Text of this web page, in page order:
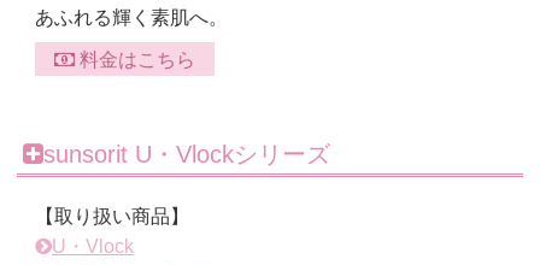
あふれる輝く素肌へ。
料金はこちら
sunsorit U・Vlockシリーズ
【取り扱い商品】
U・Vlock